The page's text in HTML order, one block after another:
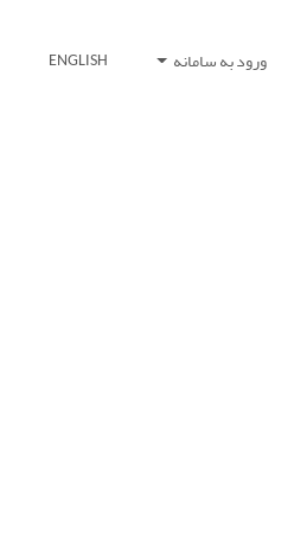
ورود به سامانه ENGLISH